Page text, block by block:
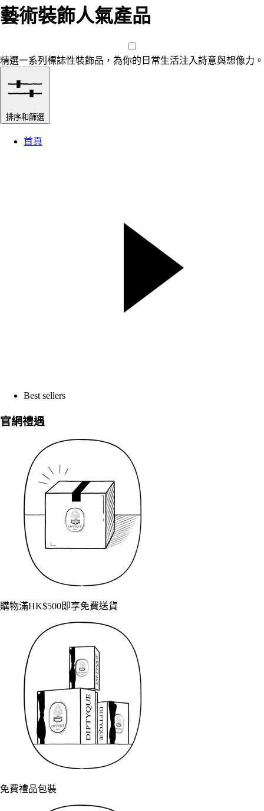
藝術裝飾人氣產品
精選一系列標誌性裝飾品，為你的日常生活注入詩意與想像力。
排序和篩選
首頁
Best sellers
官網禮遇
購物滿HK$500即享免費送貨
免費禮品包裝